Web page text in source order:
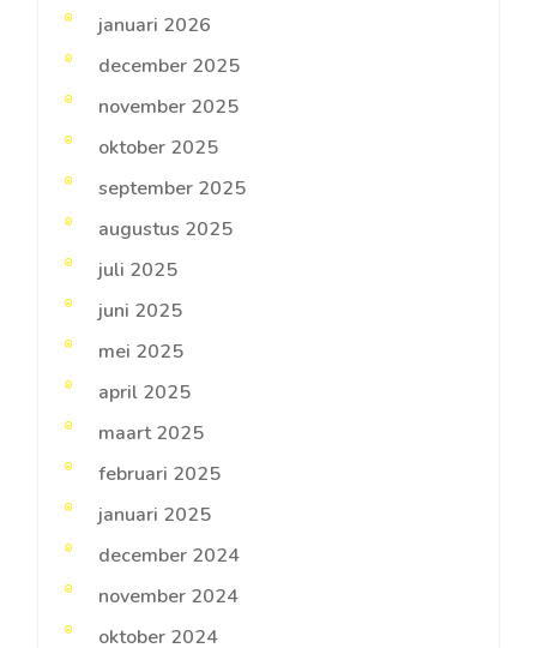
januari 2026
december 2025
november 2025
oktober 2025
september 2025
augustus 2025
juli 2025
juni 2025
mei 2025
april 2025
maart 2025
februari 2025
januari 2025
december 2024
november 2024
oktober 2024